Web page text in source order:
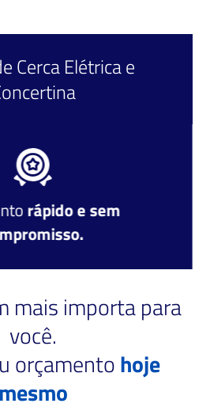
Cerca Elétricae
rápido e sem
mais importa para
você.
orçamentohoje
mesmo